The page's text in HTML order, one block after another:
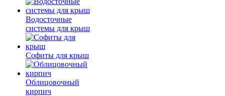
Водосточные
системы для крыш
Софиты для крыш
Облицовочный
кирпич